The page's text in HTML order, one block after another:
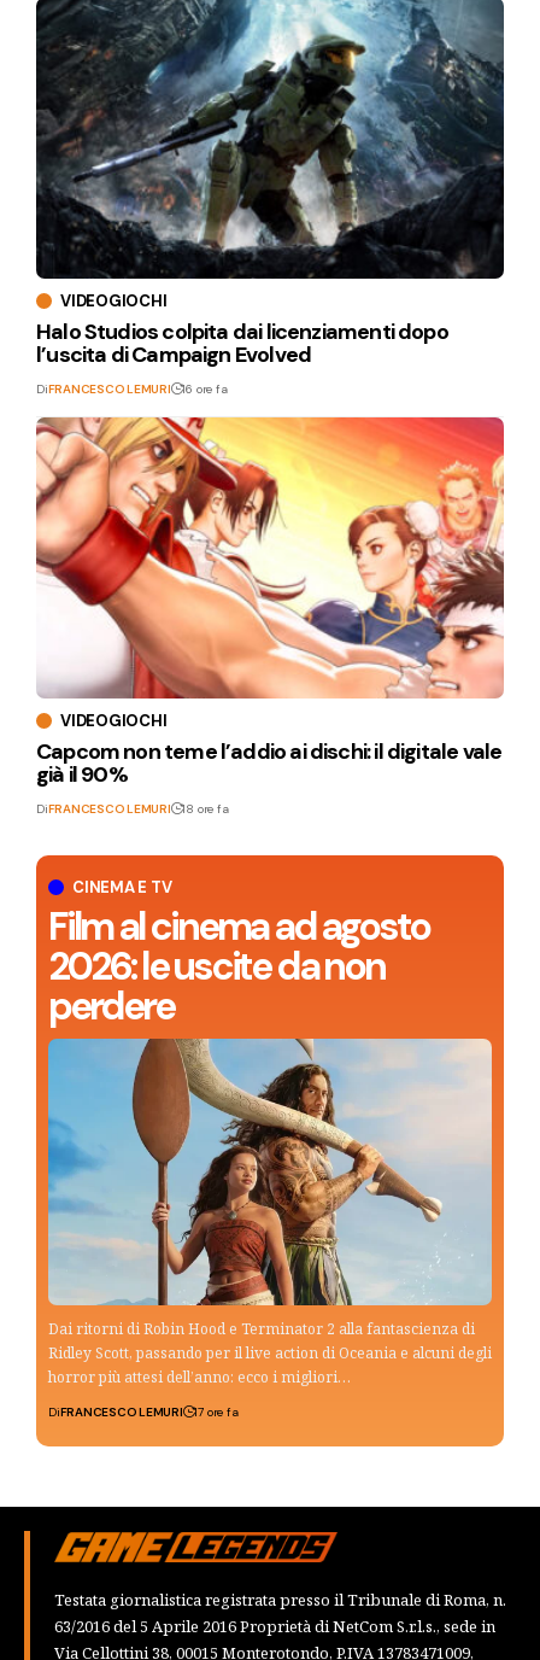
CINEMA E TV
Film al cinema ad agosto
2026: le uscite da non
perdere
Dai ritorni di Robin Hood e Terminator 2 alla fantascienza di
Ridley Scott, passando per il live action di Oceania e alcuni degli
horror più attesi dell’anno: ecco i migliori…
DiFRANCESCO LEMURI 17 ore fa
VIDEOGIOCHI
Halo Studios colpita dai licenziamenti dopo
l’uscita di Campaign Evolved
DiFRANCESCO LEMURI 16 ore fa
VIDEOGIOCHI
Capcom non teme l’addio ai dischi: il digitale vale
già il 90%
DiFRANCESCO LEMURI 18 ore fa
Testata giornalistica registrata presso il Tribunale di Roma, n.
63/2016 del 5 Aprile 2016 Proprietà di NetCom S.r.l.s., sede in
Via Cellottini 38, 00015 Monterotondo, P.IVA 13783471009,